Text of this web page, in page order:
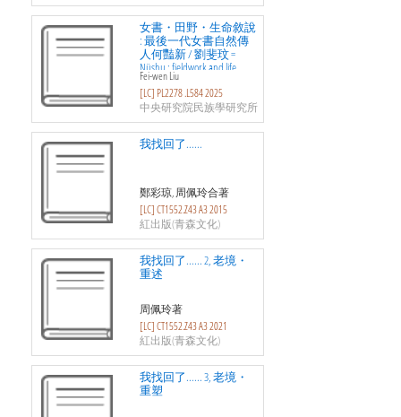
女書・田野・生命敘說
: 最後一代女書自然傳
人何豔新 / 劉斐玟 =
Nüshu : fieldwork and life
narratives : He Yanxin : the last
natural inheritor
Fei-wen Liu
[LC] PL2278 .L584 2025
中央研究院民族學研究所
我找回了......
鄭彩琼, 周佩玲合著
[LC] CT1552.Z43 A3 2015
紅出版(青森文化)
我找回了...... 2, 老境・
重述
周佩玲著
[LC] CT1552.Z43 A3 2021
紅出版(青森文化)
我找回了...... 3, 老境・
重塑